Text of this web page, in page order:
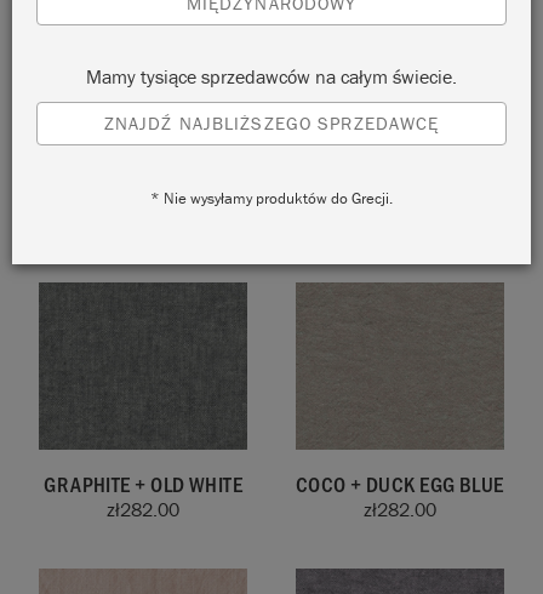
282.00
LINEN
GRAPHITE + OLD WHITE
zł282.00
COCO + DUCK EGG BLUE
zł282.00
Mamy tysiące sprzedawców na całym świecie.
ZNAJDŹ NAJBLIŻSZEGO SPRZEDAWCĘ
* Nie wysyłamy produktów do Grecji.